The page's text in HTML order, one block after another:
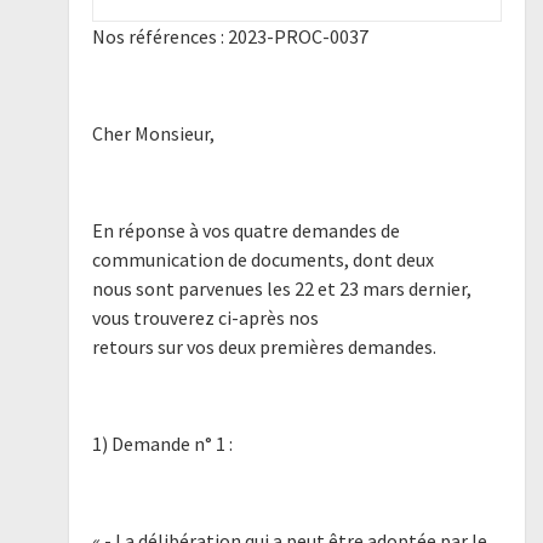
Nos références : 2023-PROC-0037
Cher Monsieur,
En réponse à vos quatre demandes de
communication de documents, dont deux
nous sont parvenues les 22 et 23 mars dernier,
vous trouverez ci-après nos
retours sur vos deux premières demandes.
1) Demande n° 1 :